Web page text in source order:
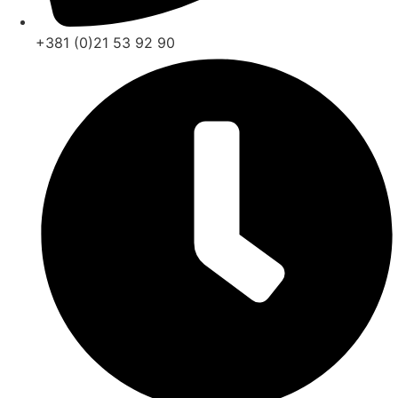
+381 (0)21 53 92 90